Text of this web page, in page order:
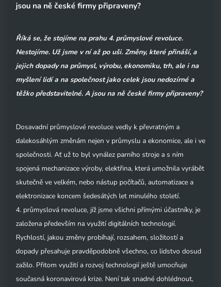
jsou na ně české firmy připraveny?
Říká se, že stojíme na prahu 4. průmyslové revoluce.
Nestojíme. Už jsme v ní až po uši. Změny, které přináší, a
jejich dopady na průmysl, výrobu, ekonomiku, trh, ale i na
myšlení lidí a na společnost jako celek jsou nedozírné a
těžko představitelné. A jsou na ně české firmy připraveny?
Dosavadní průmyslové revoluce vedly k převratným a
dalekosáhlým změnám nejen v průmyslu a ekonomice, ale i ve
společnosti. Ať už to byl vynález parního stroje a s ním
spojená mechanizace výroby, elektřina, která umožnila vyrábět
skutečně ve velkém, nebo nástup počítačů, automatizace a
elektronizace koncem šedesátých let minulého století.
4. průmyslová revoluce, jíž jsme všichni přímými účastníky, je
založena především na využití digitálních technologií.
Rychlostí, jakou změny probíhají, rozsahem, složitostí a
dopady přesahuje pravděpodobně všechno, co lidstvo dosud
zažilo. Přitom využití a rozvoj technologií ještě umocňuje
současná koronavirová krize. Není tak snadné dohlédnout,